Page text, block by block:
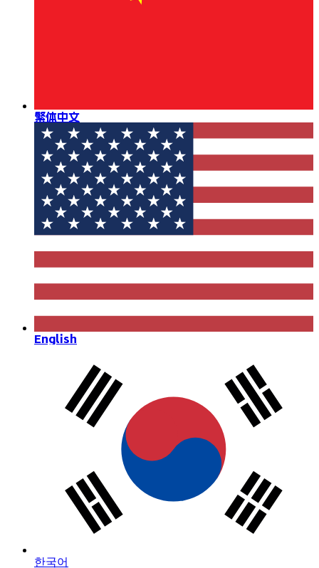
繁体中文
English
한국어